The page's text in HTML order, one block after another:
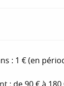
: 1 € (en